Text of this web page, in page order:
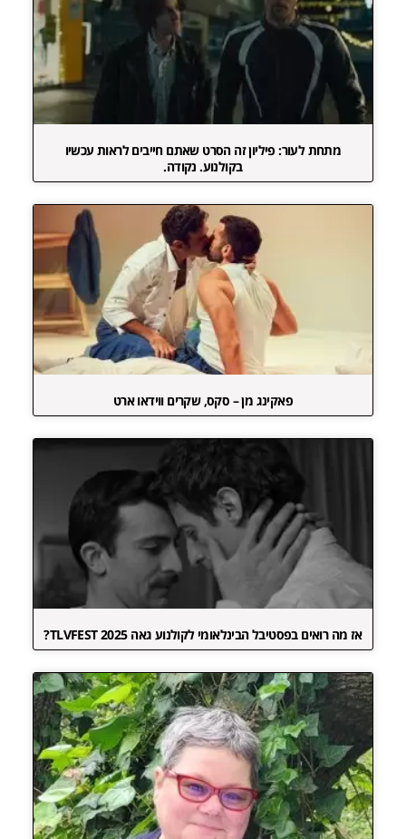
מתחת לעור: פיליון זה הסרט שאתם חייבים לראות עכשיו
בקולנוע. נקודה.
פאקינג מן – סקס, שקרים ווידאו ארט
אז מה רואים בפסטיבל הבינלאומי לקולנוע גאה TLVFEST 2025?